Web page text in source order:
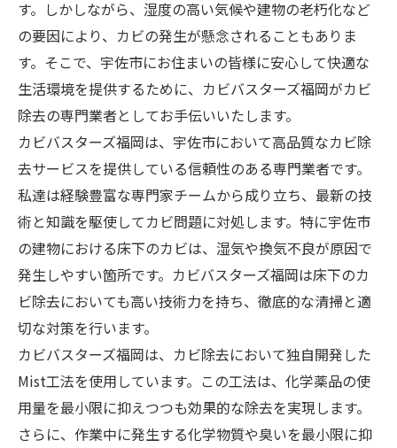
す。しかしながら、湿度の高い気候や建物の老朽化など
の要因により、カビの発生が懸念されることもありま
す。そこで、宇佐市にお住まいの皆様に安心して快適な
生活環境を提供するために、カビバスターズ福岡がカビ
除去の専門業者としてお手伝いいたします。
カビバスターズ福岡は、宇佐市において高品質なカビ除
去サービスを提供している信頼性のある専門業者です。
私達は経験豊富な専門家チームから成り立ち、最新の技
術と知識を駆使してカビ問題に対処します。特に宇佐市
の建物における床下のカビは、湿気や換気不良が原因で
発生しやすい箇所です。カビバスターズ福岡は床下のカ
ビ除去においても高い技術力を持ち、徹底的な清掃と適
切な対策を行います。
カビバスターズ福岡は、カビ除去において独自開発した
Mist工法を使用しています。この工法は、化学薬品の使
用量を最小限に抑えつつも効果的な除去を実現します。
さらに、作業中に発生する化学物質や臭いを最小限に抑